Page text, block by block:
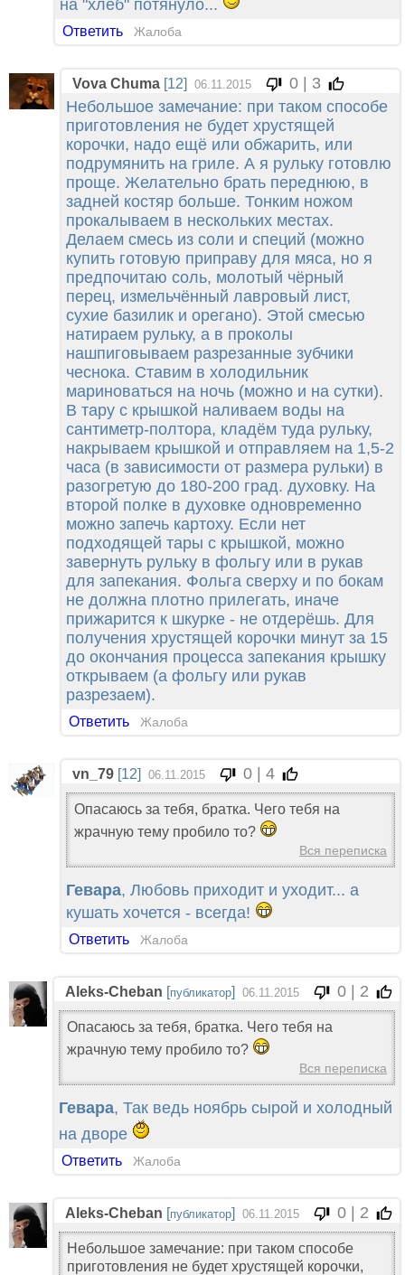
на "хлеб" потянуло...
Ответить Жалоба
Vova Chuma [12] 06.11.2015
0 | 3
Небольшое замечание: при таком способе
приготовления не будет хрустящей
корочки, надо ещё или обжарить, или
подрумянить на гриле. А я рульку готовлю
проще. Желательно брать переднюю, в
задней костяр больше. Тонким ножом
прокалываем в нескольких местах.
Делаем смесь из соли и специй (можно
купить готовую приправу для мяса, но я
предпочитаю соль, молотый чёрный
перец, измельчённый лавровый лист,
сухие базилик и орегано). Этой смесью
натираем рульку, а в проколы
нашпиговываем разрезанные зубчики
чеснока. Ставим в холодильник
мариноваться на ночь (можно и на сутки).
В тару с крышкой наливаем воды на
сантиметр-полтора, кладём туда рульку,
накрываем крышкой и отправляем на 1,5-2
часа (в зависимости от размера рульки) в
разогретую до 180-200 град. духовку. На
второй полке в духовке одновременно
можно запечь картоху. Если нет
подходящей тары с крышкой, можно
завернуть рульку в фольгу или в рукав
для запекания. Фольга сверху и по бокам
не должна плотно прилегать, иначе
прижарится к шкурке - не отдерёшь. Для
получения хрустящей корочки минут за 15
до окончания процесса запекания крышку
открываем (а фольгу или рукав
разрезаем).
Ответить Жалоба
vn_79 [12] 06.11.2015 0 | 4
Опасаюсь за тебя, братка. Чего тебя на
жрачную тему пробило то?
Вся переписка
Гевара, Любовь приходит и уходит... а
кушать хочется - всегда!
Ответить Жалоба
Aleks-Cheban [публикатор] 06.11.2015 0 | 2
Опасаюсь за тебя, братка. Чего тебя на
жрачную тему пробило то?
Вся переписка
Гевара, Так ведь ноябрь сырой и холодный
на дворе
Ответить Жалоба
Aleks-Cheban [публикатор] 06.11.2015 0 | 2
Небольшое замечание: при таком способе
приготовления не будет хрустящей корочки,